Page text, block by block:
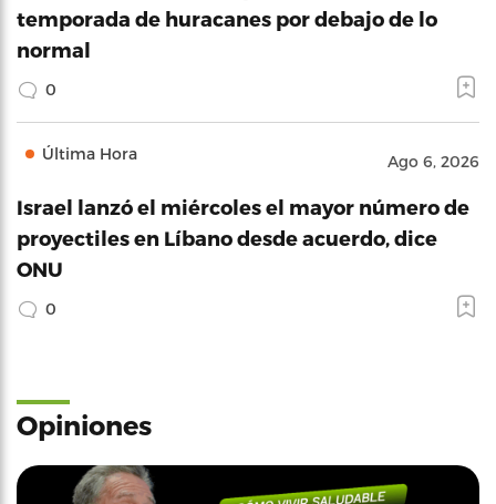
temporada de huracanes por debajo de lo
normal
0
Última Hora Ago 6, 2026
Israel lanzó el miércoles el mayor número de
proyectiles en Líbano desde acuerdo, dice
ONU
0
Opiniones